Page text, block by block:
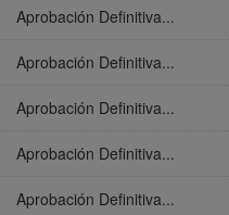
Aprobación Definitiva...
Aprobación Definitiva...
Aprobación Definitiva...
Aprobación Definitiva...
Aprobación Definitiva...